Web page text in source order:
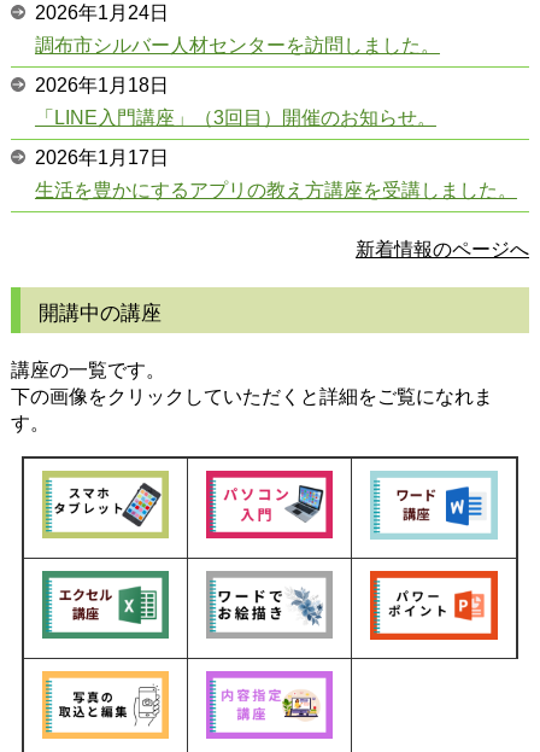
2026年1月24日
調布市シルバー人材センターを訪問しました。
2026年1月18日
「LINE入門講座」（3回目）開催のお知らせ。
2026年1月17日
生活を豊かにするアプリの教え方講座を受講しました。
新着情報のページへ
開講中の講座
講座の一覧です。
下の画像をクリックしていただくと詳細をご覧になれま
す。